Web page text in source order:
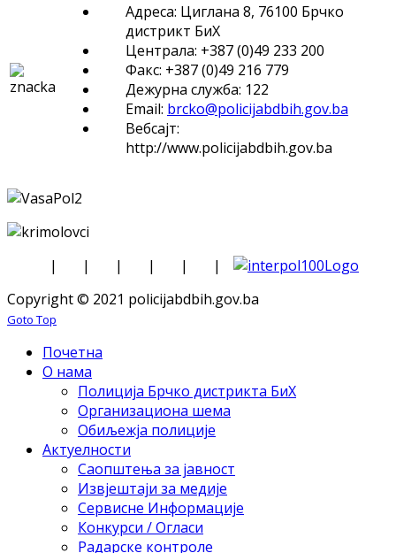
Адреса: Циглана 8, 76100 Брчко
дистрикт БиХ
Централа: +387 (0)49 233 200
Факс: +387 (0)49 216 779
Дежурна служба: 122
Email: brcko@policijabdbih.gov.ba
Вебсајт:
http://www.policijabdbih.gov.ba
| | | | |
|
Copyright © 2021 policijabdbih.gov.ba
Goto Top
Почетна
О нама
Полиција Брчко дистрикта БиХ
Организациона шема
Обиљежја полиције
Актуелности
Саопштења за јавност
Извјештаји за медије
Сервисне Информације
Конкурси / Огласи
Радарске контроле